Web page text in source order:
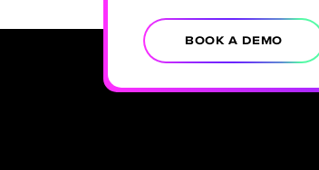
BOOK A DEMO